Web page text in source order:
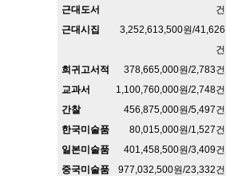
건
근대도서
3,252,613,500원/41,626
건
근대시집
378,665,000원/2,783건
희귀고서적
1,100,760,000원/2,748건
교과서
456,875,000원/5,497건
간찰
80,015,000원/1,527건
한국미술품
401,458,500원/3,409건
일본미술품
977,032,500원/23,332건
중국미술품